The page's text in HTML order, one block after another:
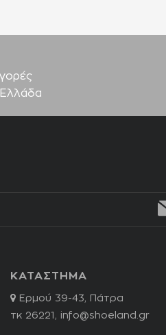
ΚΑΤΑΣΤΗΜΑ
Ερμού 39-43, Πάτρα
τκ 26221, info@shoeland.gr